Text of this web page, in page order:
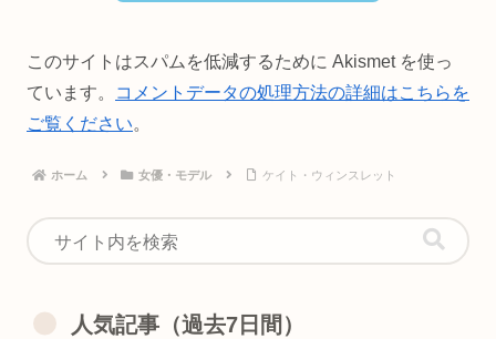
このサイトはスパムを低減するために Akismet を使っ
ています。
コメントデータの処理方法の詳細はこちらを
ご覧ください。
ホーム 女優・モデル ケイト・ウィンスレット
人気記事（過去7日間）